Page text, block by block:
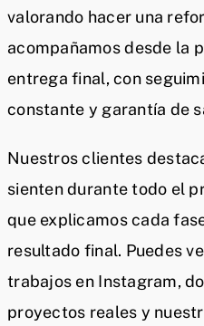
valorando hacer una
acompañamos desde la
entrega final, con
constante y garantía de
Nuestros clientes
sienten durante todo el
que explicamos cada
resultado final. Puedes
trabajos en Instagram,
proyectos reales y